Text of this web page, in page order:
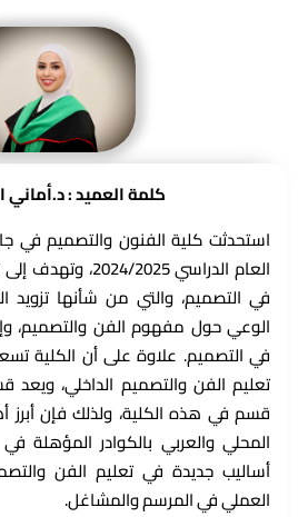
كلمة العميد :
استحدثت كلية الفنون والتصميم في
العام الدراسي
في التصميم، والتي من شأنها
الوعي حول مفهوم الفن والتصميم،
في التصميم. علاوة على أن الكلية
تعليم الفن والتصميم الداخلي، ويعد
قسم في هذه الكلية، ولذلك فإن
المحلي والعربي بالكوادر المؤهلة في
أساليب جديدة في تعليم الفن
العملي في المرسم والمشاغل.